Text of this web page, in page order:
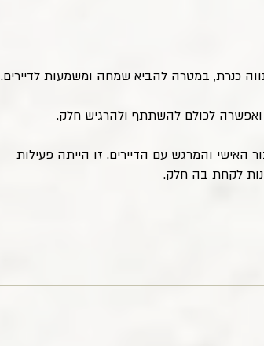
כנרת, במטרה להביא שמחה ומשמעות לדיירים.
ואפשרה לכולם להשתתף ולהרגיש חלק.
האישי והמרגש עם הדיירים. זו הייתה פעילות
לקחת בה חלק.